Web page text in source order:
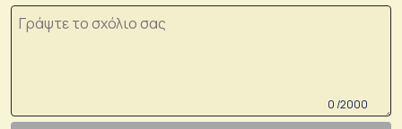
0 /2000